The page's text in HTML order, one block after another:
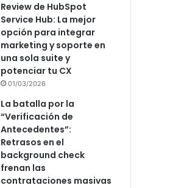
Review de HubSpot
Service Hub: La mejor
opción para integrar
marketing y soporte en
una sola suite y
potenciar tu CX
01/03/2026
La batalla por la
“Verificación de
Antecedentes”:
Retrasos en el
background check
frenan las
contrataciones masivas